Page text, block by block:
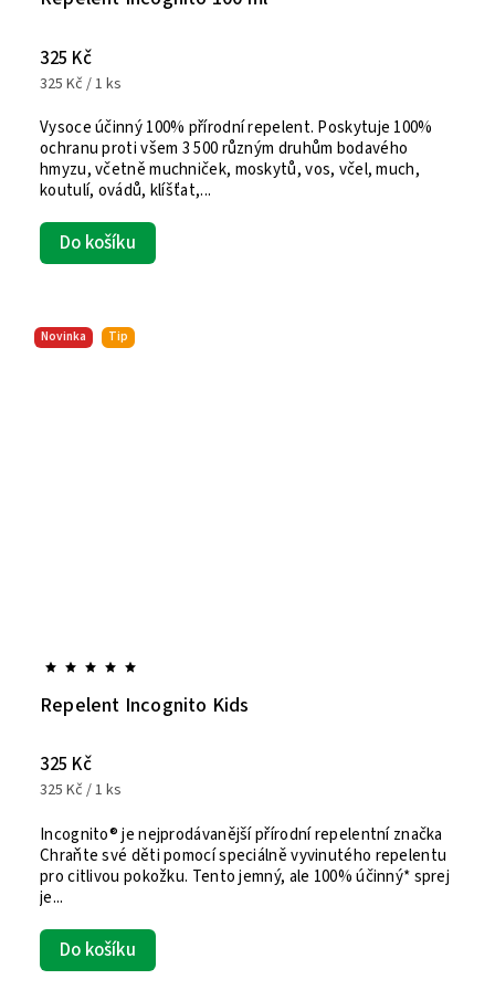
325 Kč
325 Kč / 1 ks
Do košíku
Vysoce účinný 100% přírodní repelent. Poskytuje 100%
ochranu proti všem 3 500 různým druhům bodavého
hmyzu, včetně muchniček, moskytů, vos, včel, much,
koutulí, ovádů, klíšťat,...
Novinka Tip
Repelent Incognito Kids
325 Kč
325 Kč / 1 ks
Do košíku
Incognito® je nejprodávanější přírodní repelentní značka
Chraňte své děti pomocí speciálně vyvinutého repelentu
pro citlivou pokožku. Tento jemný, ale 100% účinný* sprej
je...